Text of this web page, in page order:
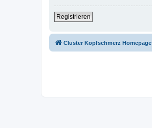
Registrieren
Cluster Kopfschmerz Homepage